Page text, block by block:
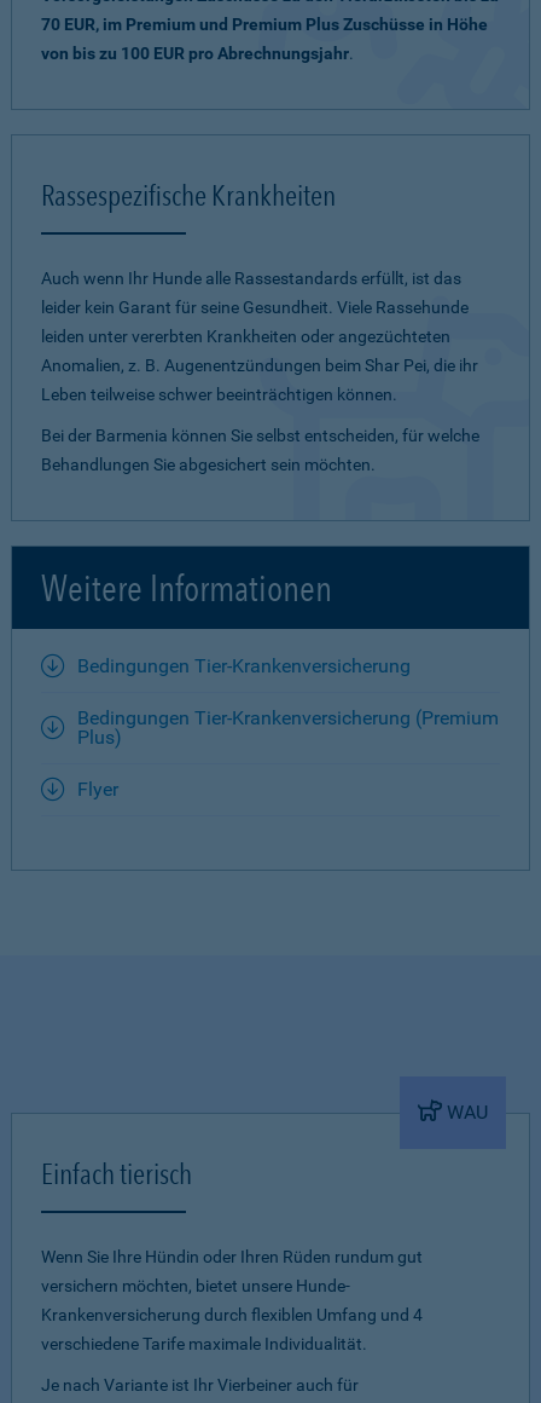
70 EUR, im Premium und Premium Plus Zuschüsse in Höhe
von bis zu 100 EUR pro Abrechnungsjahr.
Rassespezifische Krankheiten
Auch wenn Ihr Hunde alle Rassestandards erfüllt, ist das
leider kein Garant für seine Gesundheit. Viele Rassehunde
leiden unter vererbten Krankheiten oder angezüchteten
Anomalien, z. B. Augenentzündungen beim Shar Pei, die ihr
Leben teilweise schwer beeinträchtigen können.
Bei der Barmenia können Sie selbst entscheiden, für welche
Behandlungen Sie abgesichert sein möchten.
Weitere Informationen
Bedingungen Tier-Krankenversicherung
Bedingungen Tier-Krankenversicherung (Premium
Plus)
Flyer
WAU
Einfach tierisch
Wenn Sie Ihre Hündin oder Ihren Rüden rundum gut
versichern möchten, bietet unsere Hunde-
Krankenversicherung durch flexiblen Umfang und 4
verschiedene Tarife maximale Individualität.
Je nach Variante ist Ihr Vierbeiner auch für